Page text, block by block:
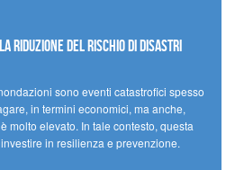
riduzione del rischio di disastri
sono eventi catastrofici spesso
in termini economici, ma anche,
molto elevato. In tale contesto, questa
in resilienza e prevenzione.